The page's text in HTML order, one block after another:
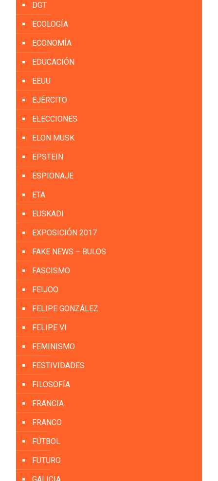
DGT
ECOLOGÍA
ECONOMÍA
EDUCACIÓN
EEUU
EJÉRCITO
ELECCIONES
ELON MUSK
EPSTEIN
ESPIONAJE
ETA
EUSKADI
EXPOSICIÓN 2017
FAKE NEWS – BULOS
FASCISMO
FEIJOO
FELIPE GONZÁLEZ
FELIPE VI
FEMINISMO
FESTIVIDADES
FILOSOFÍA
FRANCIA
FRANCO
FÚTBOL
FUTURO